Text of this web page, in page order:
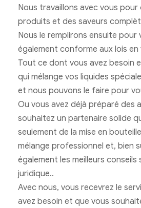
Nous travaillons avec vous pour
produits et des saveurs
Nous le remplirons ensuite pour
également conforme aux lois en
Tout ce dont vous avez besoin
qui mélange vos liquides
et nous pouvons le faire pour
Ou vous avez déjà préparé des
souhaitez un partenaire solide
seulement de la mise en
mélange professionnel et, bien
également les meilleurs conseils
juridique..
Avec nous, vous recevrez le
avez besoin et que vous